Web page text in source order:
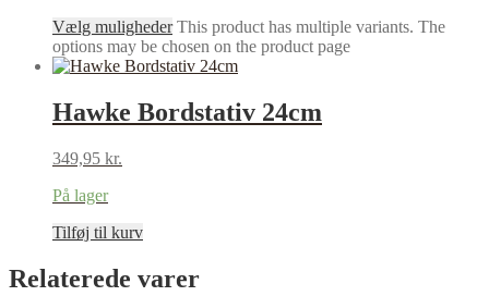
Vælg mulighederThis product has multiple variants. The
options may be chosen on the product page
Hawke Bordstativ 24cm
349,95 kr.
På lager
Tilføj til kurv
Relaterede varer